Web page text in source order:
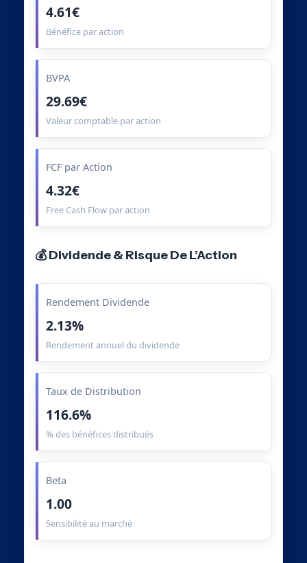
4.61€
Bénéfice par action
BVPA
29.69€
Valeur comptable par action
FCF par Action
4.32€
Free Cash Flow par action
💰 Dividende & Risque De L’Action
Rendement Dividende
2.13%
Rendement annuel du dividende
Taux de Distribution
116.6%
% des bénéfices distribués
Beta
1.00
Sensibilité au marché